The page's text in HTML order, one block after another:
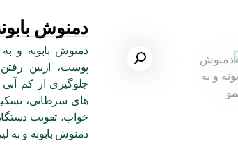
دمنوش
دمنوش بابونه و
پوست، ازبین
جلوگیری از کم آبی
های سرطانی،
خواب، تقویت
دمنوش بابونه و